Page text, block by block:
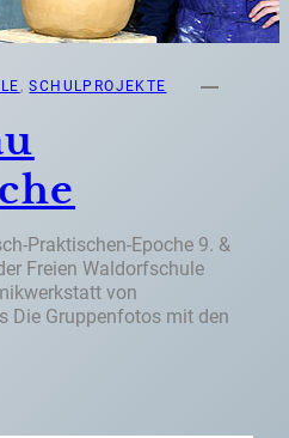
, SCHULPROJEKTE
Praktischen-Epoche 9. &
Freien Waldorfschule
von
Die Gruppenfotos mit den